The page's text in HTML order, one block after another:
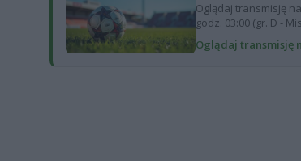
Oglądaj transmisję
godz. 03:00 (gr. D -
Oglądaj transmisję